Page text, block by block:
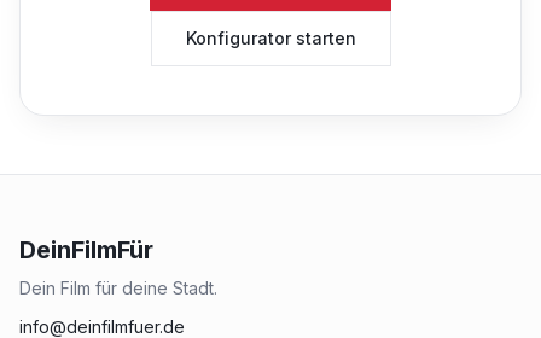
Konfigurator starten
DeinFilmFür
Dein Film für deine Stadt.
info@deinfilmfuer.de